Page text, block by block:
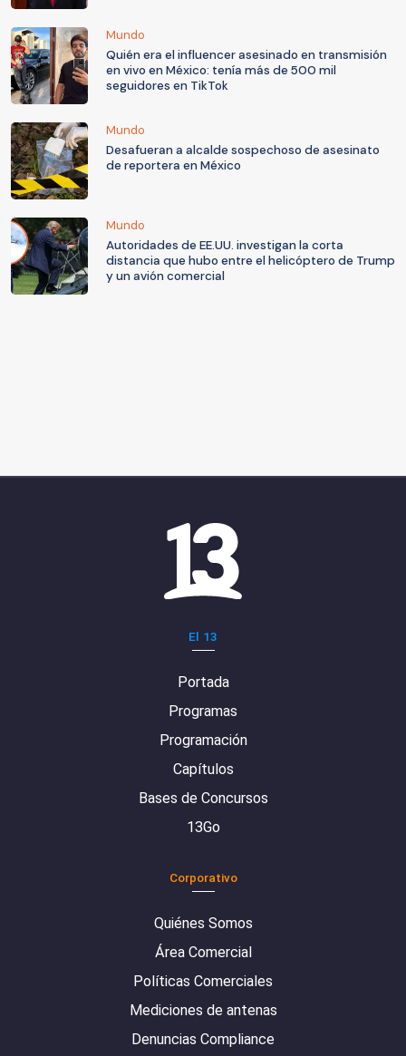
Mundo
Quién era el influencer asesinado en transmisión
en vivo en México: tenía más de 500 mil
seguidores en TikTok
Mundo
Desafueran a alcalde sospechoso de asesinato
de reportera en México
Mundo
Autoridades de EE.UU. investigan la corta
distancia que hubo entre el helicóptero de Trump
y un avión comercial
El 13
Portada
Programas
Programación
Capítulos
Bases de Concursos
13Go
Corporativo
Quiénes Somos
Área Comercial
Políticas Comerciales
Mediciones de antenas
Denuncias Compliance